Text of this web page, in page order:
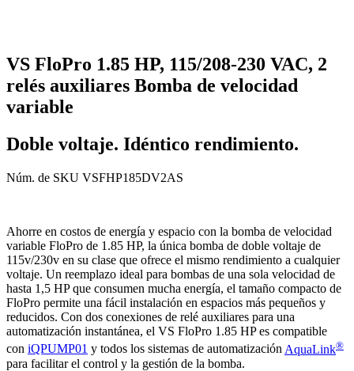
VS FloPro 1.85 HP, 115/208-230 VAC, 2
relés auxiliares Bomba de velocidad
variable
Doble voltaje. Idéntico rendimiento.
Núm. de SKU VSFHP185DV2AS
Ahorre en costos de energía y espacio con la bomba de velocidad
variable FloPro de 1.85 HP, la única bomba de doble voltaje de
115v/230v en su clase que ofrece el mismo rendimiento a cualquier
voltaje. Un reemplazo ideal para bombas de una sola velocidad de
hasta 1,5 HP que consumen mucha energía, el tamaño compacto de
FloPro permite una fácil instalación en espacios más pequeños y
reducidos. Con dos conexiones de relé auxiliares para una
automatización instantánea, el VS FloPro 1.85 HP es compatible
con iQPUMP01 y todos los sistemas de automatización AquaLink®
para facilitar el control y la gestión de la bomba.